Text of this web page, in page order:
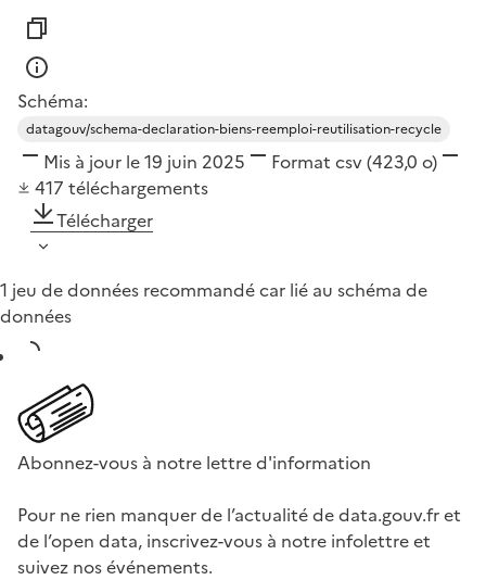
Schéma:
datagouv/schema-declaration-biens-reemploi-reutilisation-recycle
Mis à jour le 19 juin 2025 Format csv(423,0 o)
417 téléchargements
Télécharger
1 jeu de données recommandé car lié au schéma de
données
Abonnez-vous à notre lettre d'information
Pour ne rien manquer de l’actualité de data.gouv.fr et
de l’open data, inscrivez-vous à notre infolettre et
suivez nos événements.